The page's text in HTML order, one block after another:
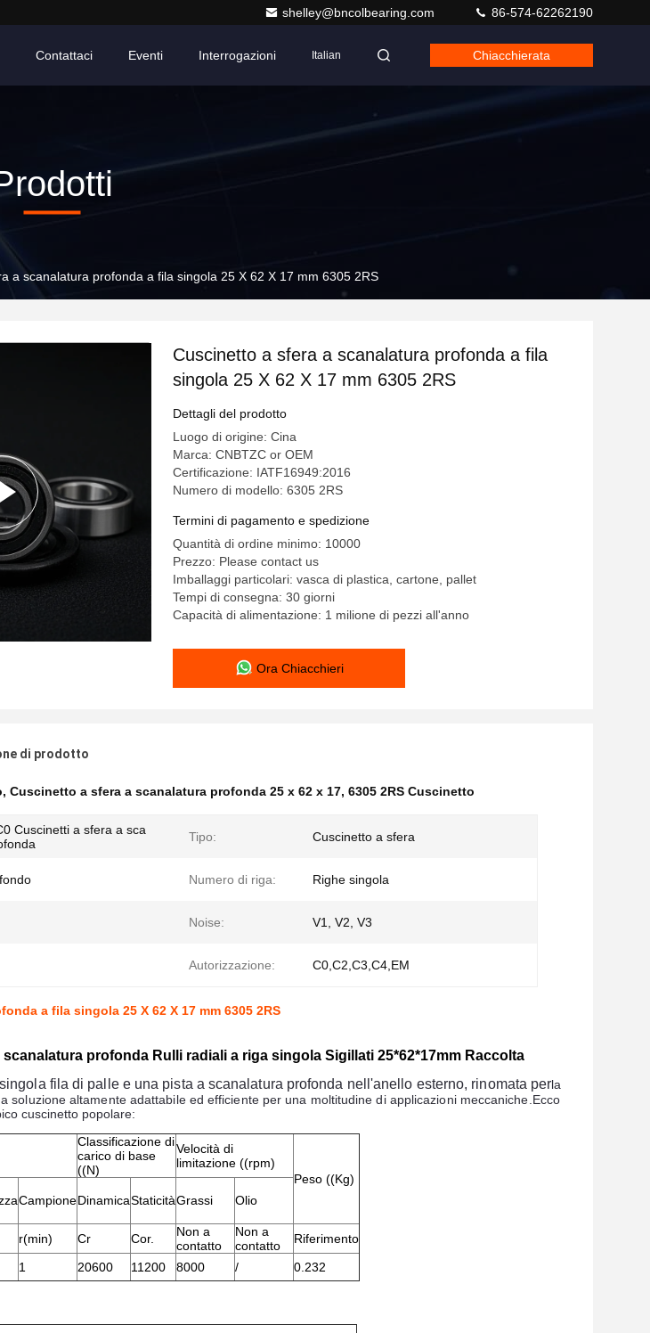
shelley@bncolbearing.com 86-574-62262190
Contattaci Eventi Interrogazioni Italian Chiacchierata
a scanalatura profonda a fila singola 25 X 62 X 17 mm 6305 2RS
Cuscinetto a sfera a scanalatura profonda a fila
singola 25 X 62 X 17 mm 6305 2RS
Dettagli del prodotto
Luogo di origine: Cina
Marca: CNBTZC or OEM
Certificazione: IATF16949:2016
Numero di modello: 6305 2RS
Termini di pagamento e spedizione
Quantità di ordine minimo: 10000
Prezzo: Please contact us
Imballaggi particolari: vasca di plastica, cartone, pallet
Tempi di consegna: 30 giorni
Capacità di alimentazione: 1 milione di pezzi all'anno
Ora Chiacchieri
di prodotto
, Cuscinetto a sfera a scanalatura profonda 25 x 62 x 17, 6305 2RS Cuscinetto
Cuscinetti a sfera a sca
Tipo: Cuscinetto a sfera
Numero di riga: Righe singola
Noise: V1, V2, V3
Autorizzazione: C0,C2,C3,C4,EM
a fila singola 25 X 62 X 17 mm 6305 2RS
profonda Rulli radiali a riga singola Sigillati 25*62*17mm Raccolta
fila di palle e una pista a scanalatura profonda nell'anello esterno, rinomata perla
soluzione altamente adattabile ed efficiente per una moltitudine di applicazioni meccaniche. Ecco
cuscinetto popolare:
Classificazione di
carico di base
((N)
Velocità di
limitazione ((rpm)
Peso ((Kg)
CampioneDinamicaStaticitàGrassi Olio
r(min) Cr Cor.
Non a
contatto
Non a
contatto
Riferimento
1 20600 11200 8000 / 0.232